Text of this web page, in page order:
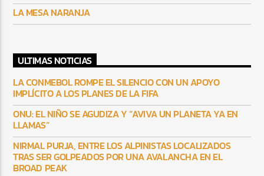
LA MESA NARANJA
ULTIMAS NOTICIAS
LA CONMEBOL ROMPE EL SILENCIO CON UN APOYO
IMPLÍCITO A LOS PLANES DE LA FIFA
ONU: EL NIÑO SE AGUDIZA Y “AVIVA UN PLANETA YA EN
LLAMAS”
NIRMAL PURJA, ENTRE LOS ALPINISTAS LOCALIZADOS
TRAS SER GOLPEADOS POR UNA AVALANCHA EN EL
BROAD PEAK